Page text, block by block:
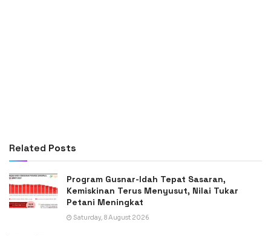
Related Posts
Program Gusnar-Idah Tepat Sasaran,
Kemiskinan Terus Menyusut, Nilai Tukar
Petani Meningkat
Saturday, 8 August 2026